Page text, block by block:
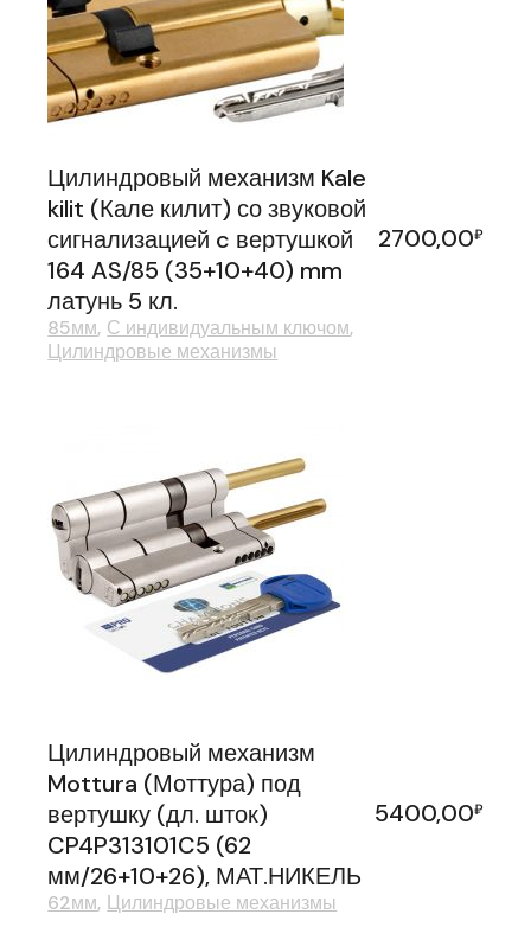
Цилиндровый механизм Kale
kilit (Кале килит) со звуковой
сигнализацией c вертушкой
164 AS/85 (35+10+40) mm
латунь 5 кл.
2700,00₽
85мм С индивидуальным ключом
Цилиндровые механизмы
Цилиндровый механизм
Mottura (Моттура) под
вертушку (дл. шток)
CP4P313101C5 (62
мм/26+10+26), МАТ.НИКЕЛЬ
5400,00₽
62мм Цилиндровые механизмы